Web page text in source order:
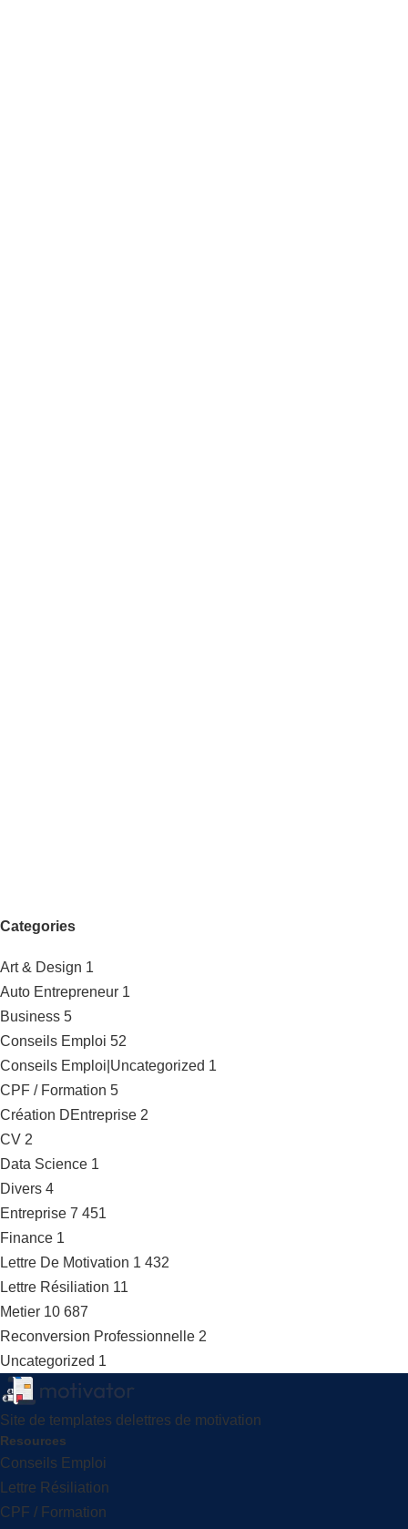
Categories
Art & Design 1
Auto Entrepreneur 1
Business 5
Conseils Emploi 52
Conseils Emploi|Uncategorized 1
CPF / Formation 5
Création DEntreprise 2
CV 2
Data Science 1
Divers 4
Entreprise 7 451
Finance 1
Lettre De Motivation 1 432
Lettre Résiliation 11
Metier 10 687
Reconversion Professionnelle 2
Uncategorized 1
Site de templates delettres de motivation
Resources
Conseils Emploi
Lettre Résiliation
CPF / Formation